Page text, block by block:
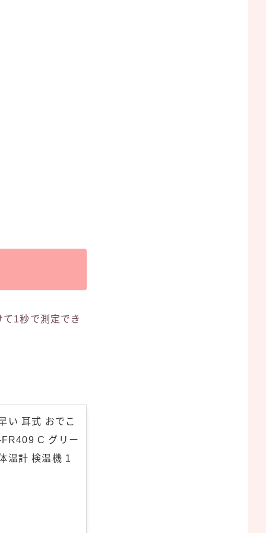
1秒で測定でき
い 耳式 おでこ
C グリー
温計 検温機 1